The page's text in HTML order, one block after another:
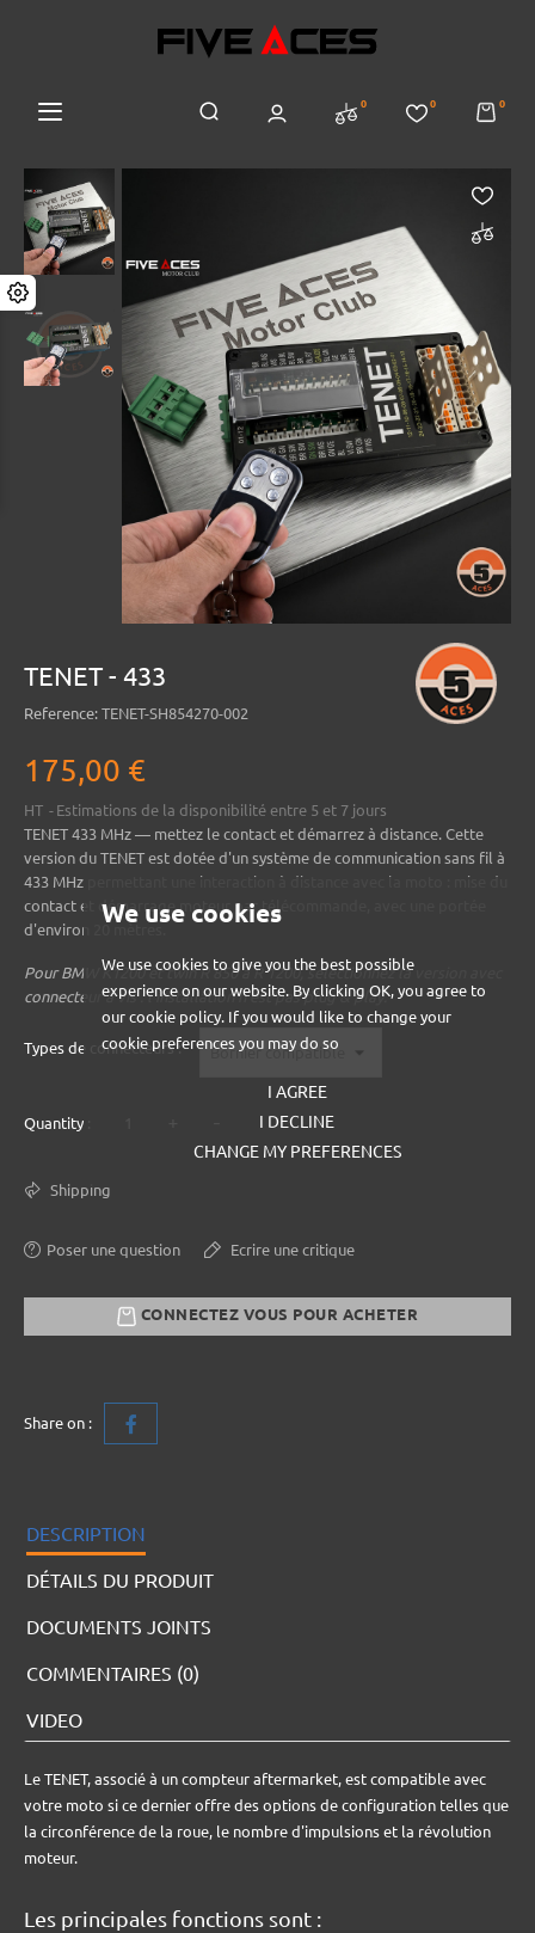
We use cookies
We use cookies to give you the best possible
experience on our website. By clicking OK, you agree to
our cookie policy. If you would like to change your
cookie preferences you may do so
I AGREE
I DECLINE
CHANGE MY PREFERENCES
0 0 0
TENET - 433
Reference: TENET-SH854270-002
175,00 €
HT
Estimations de la disponibilité entre 5 et 7 jours
TENET 433 MHz — mettez le contact et démarrez à distance. Cette
version du TENET est dotée d'un système de communication sans fil à
433 MHz permettant une interaction à distance avec la moto : mise du
contact et démarrage moteur par télécommande, avec une portée
d'environ 20 mètres.
Pour BMW K1200 et twin R 850 à R 1200, sélectionnez la version avec
connecteur à vis : l'installation n'est pas plug & play.
Types de connecteurs :
Quantity :
Shipping
Poser une question Ecrire une critique
CONNECTEZ VOUS POUR ACHETER
Share on :
DESCRIPTION
DÉTAILS DU PRODUIT
DOCUMENTS JOINTS
COMMENTAIRES (0)
VIDEO
Le TENET, associé à un compteur aftermarket, est compatible avec
votre moto si ce dernier offre des options de configuration telles que
la circonférence de la roue, le nombre d'impulsions et la révolution
moteur.
Les principales fonctions sont :